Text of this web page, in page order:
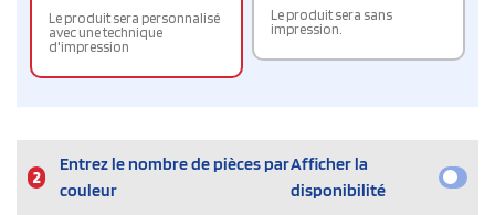
Le produit sera personnalisé
avec une technique
d'impression
Le produit sera sans
impression.
2
Entrez le nombre de pièces par
couleur
Afficher la
disponibilité